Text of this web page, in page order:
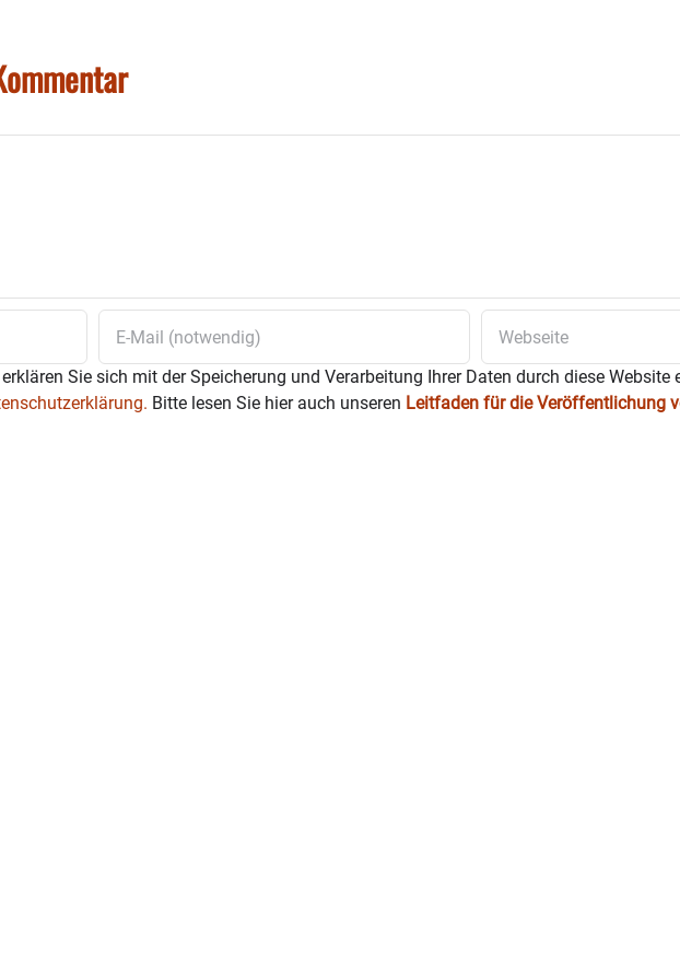
Sie sich mit der Speicherung und Verarbeitung Ihrer Daten durch diese Website
Bitte lesen Sie hier auch unseren Leitfaden für die Veröffentlichung